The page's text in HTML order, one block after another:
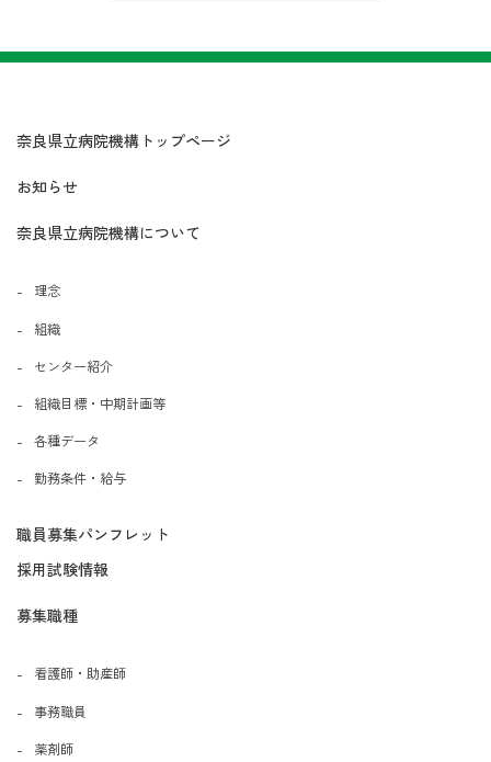
奈良県立病院機構トップページ
お知らせ
奈良県立病院機構について
理念
組織
センター紹介
組織目標・中期計画等
各種データ
勤務条件・給与
職員募集パンフレット
採用試験情報
募集職種
看護師・助産師
事務職員
薬剤師